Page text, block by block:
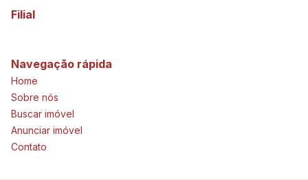
Filial
Navegação rápida
Home
Sobre nós
Buscar imóvel
Anunciar imóvel
Contato